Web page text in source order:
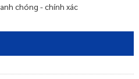
chóng - chính xác
không?
thu hồi đất là bao nhiêu?
khi Nhà nước thu hồi đất?